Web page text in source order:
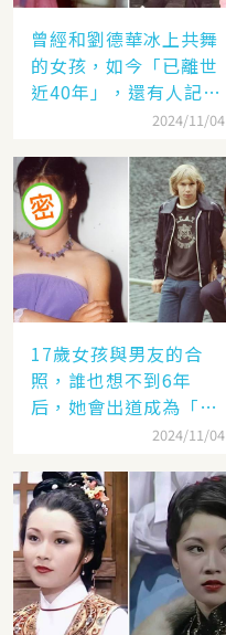
曾經和劉德華冰上共舞
的女孩，如今「已離世
近40年」，還有人記得
2024/11/04
17歲女孩與男友的合
照，誰也想不到6年
后，她會出道成為「香
港當紅女星」，至今都
2024/11/04